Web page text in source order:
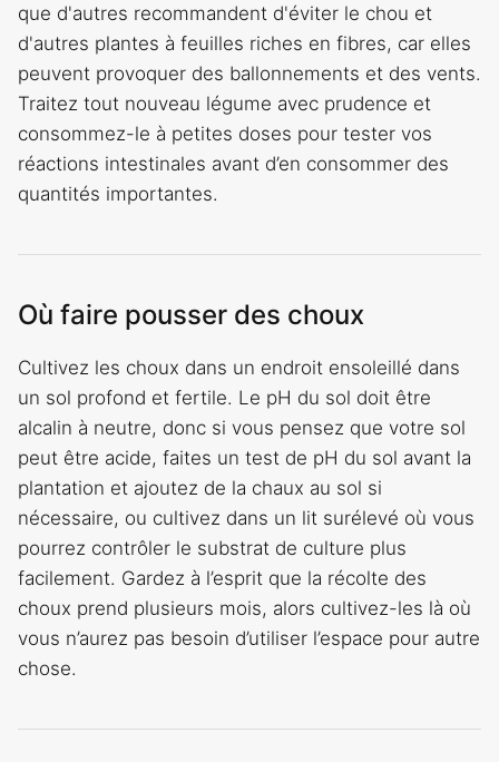
que d'autres recommandent d'éviter le chou et
d'autres plantes à feuilles riches en fibres, car elles
peuvent provoquer des ballonnements et des vents.
Traitez tout nouveau légume avec prudence et
consommez-le à petites doses pour tester vos
réactions intestinales avant d’en consommer des
quantités importantes.
Où faire pousser des choux
Cultivez les choux dans un endroit ensoleillé dans
un sol profond et fertile. Le pH du sol doit être
alcalin à neutre, donc si vous pensez que votre sol
peut être acide, faites un test de pH du sol avant la
plantation et ajoutez de la chaux au sol si
nécessaire, ou cultivez dans un lit surélevé où vous
pourrez contrôler le substrat de culture plus
facilement. Gardez à l’esprit que la récolte des
choux prend plusieurs mois, alors cultivez-les là où
vous n’aurez pas besoin d’utiliser l’espace pour autre
chose.